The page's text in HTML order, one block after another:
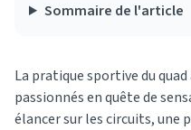
Sommaire de l'article
La pratique sportive du
passionnés en quête de
élancer sur les circuits, une